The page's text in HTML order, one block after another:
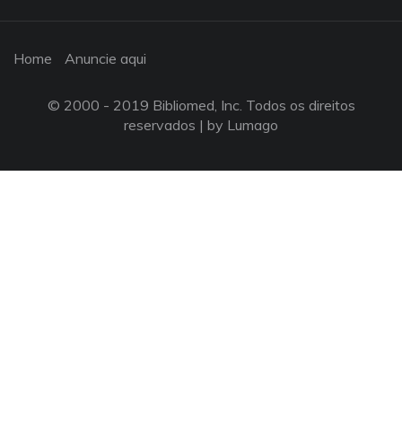
Home Anuncie aqui
© 2000 - 2019 Bibliomed, Inc. Todos os direitos
reservados | by Lumago